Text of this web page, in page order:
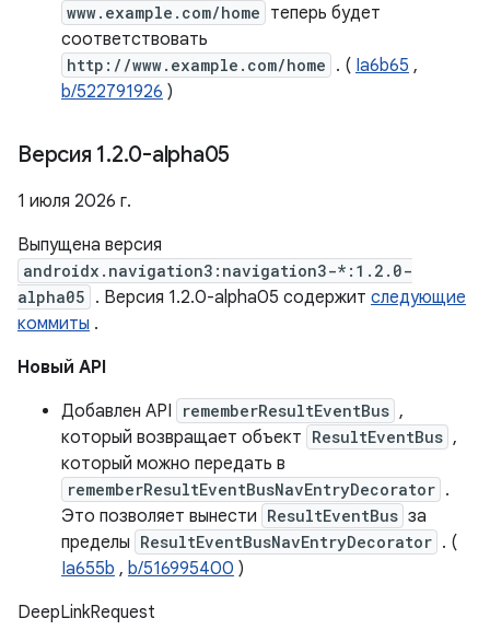
www.example.com/home теперь будет
соответствовать
http://www.example.com/home . ( Ia6b65 ,
b/522791926 )
Версия 1.2.0-alpha05
1 июля 2026 г.
Выпущена версия
androidx.navigation3:navigation3-*:1.2.0-
alpha05 . Версия 1.2.0-alpha05 содержит следующие
коммиты .
Новый API
Добавлен API
rememberResultEventBus ,
который возвращает объект ResultEventBus ,
который можно передать в
rememberResultEventBusNavEntryDecorator .
Это позволяет вынести ResultEventBus за
пределы ResultEventBusNavEntryDecorator . (
Ia655b , b/516995400 )
DeepLinkRequest